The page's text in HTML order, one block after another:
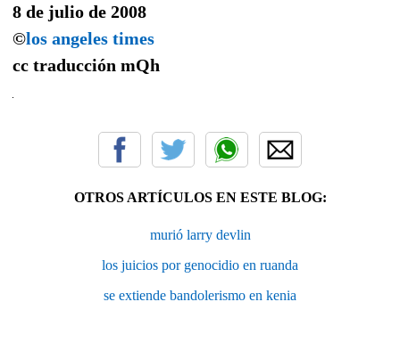
8 de julio de 2008
©los angeles times
cc traducción mQh
OTROS ARTÍCULOS EN ESTE BLOG:
murió larry devlin
los juicios por genocidio en ruanda
se extiende bandolerismo en kenia